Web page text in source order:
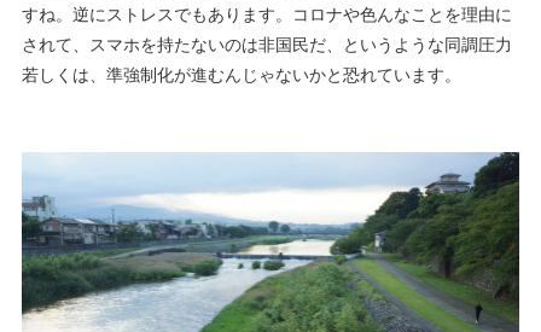
すね。逆にストレスでもあります。コロナや色んなことを理由に
されて、スマホを持たないのは非国民だ、というような同調圧力
若しくは、準強制化が進むんじゃないかと恐れています。